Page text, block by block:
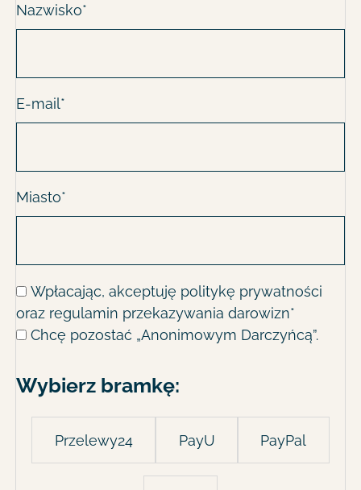
Nazwisko*
E-mail*
Miasto*
Zgody:
Wpłacając, akceptuję politykę prywatności
oraz regulamin przekazywania darowizn*
Chcę pozostać „Anonimowym Darczyńcą”.
Wybierz bramkę:
Przelewy24 PayU PayPal